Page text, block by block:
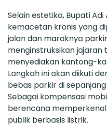
Selain estetika, Bupati
kemacetan kronis yang
jalan dan maraknya
menginstruksikan jajaran
menyediakan kantong-
Langkah ini akan diikuti
bebas parkir di
Sebagai kompensasi
berencana
publik berbasis listrik.